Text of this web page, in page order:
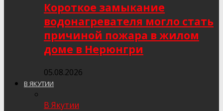
Короткое замыкание
водонагревателя могло стать
причиной пожара в жилом
доме в Нерюнгри
05.08.2026
В ЯКУТИИ
В Якутии